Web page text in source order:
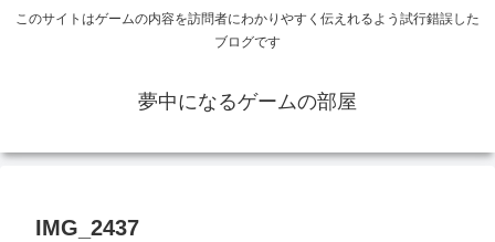
このサイトはゲームの内容を訪問者にわかりやすく伝えれるよう試行錯誤した
ブログです
夢中になるゲームの部屋
IMG_2437